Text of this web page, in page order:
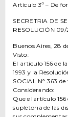
Artículo 3º – De
SECRETRIA DE
RESOLUCIÓN
Buenos Aires, 28
Visto:
El artículo 156 de
1993 y la
SOCIAL N° 363
Considerando:
Que el artículo
supletoria de las